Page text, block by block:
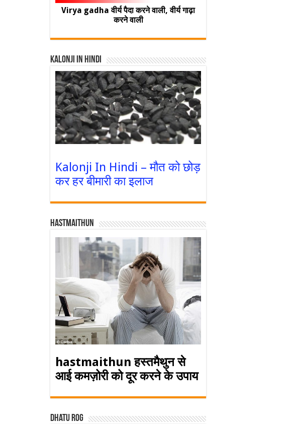
Virya gadha वीर्य पैदा करने वाली, वीर्य गाढ़ा
करने वाली
Kalonji In Hindi
Kalonji In Hindi – मौत को छोड़
कर हर बीमारी का इलाज
Hastmaithun
hastmaithun हस्तमैथुन से
आई कमज़ोरी को दूर करने के उपाय
Dhatu rog